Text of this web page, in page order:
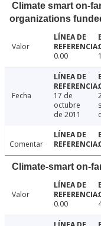
Climate smart on-
organizations
Valor
0.00
Fecha
17 de
octubre
de 2011
Comentar
Climate-smart on-
Valor
0.00